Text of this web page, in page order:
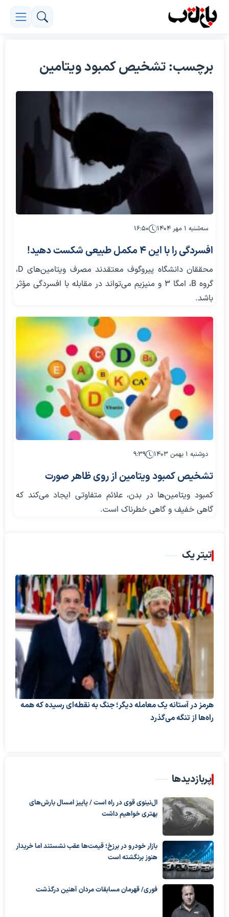
برچسب: تشخیص کمبود ویتامین
سه‌شنبه ۱ مهر ۱۴۰۴ ۱۶:۵۰
افسردگی را با این ۴ مکمل طبیعی شکست دهید!
محققان دانشگاه پیروگوف معتقدند مصرف ویتامین‌های D،
گروه B، امگا ۳ و منیزیم می‌تواند در مقابله با افسردگی مؤثر
باشد.
دوشنبه ۱ بهمن ۱۴۰۳ ۹:۳۹
تشخیص کمبود ویتامین از روی ظاهر صورت
کمبود ویتامین‌ها در بدن، علائم متفاوتی ایجاد می‌کند که
گاهی خفیف و گاهی خطرناک است.
تیتر یک
هرمز در آستانه یک معامله دیگر؛ جنگ به نقطه‌ای رسیده که همه
راه‌ها از تنگه می‌گذرد
پربازدیدها
ال‌نینوی قوی در راه است / پاییز امسال بارش‌های
بهتری خواهیم داشت
بازار خودرو در برزخ؛ قیمت‌ها عقب نشستند اما خریدار
هنوز برنگشته است
فوری/ قهرمان مسابقات مردان آهنین درگذشت